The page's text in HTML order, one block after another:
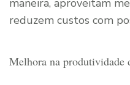
maneira, aproveitam
reduzem custos com
Melhora na produtividade